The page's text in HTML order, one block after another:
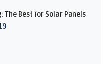
The Best for Solar Panels